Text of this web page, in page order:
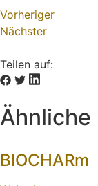
Vorheriger
Nächster
Teilen auf:
BIOCHARm